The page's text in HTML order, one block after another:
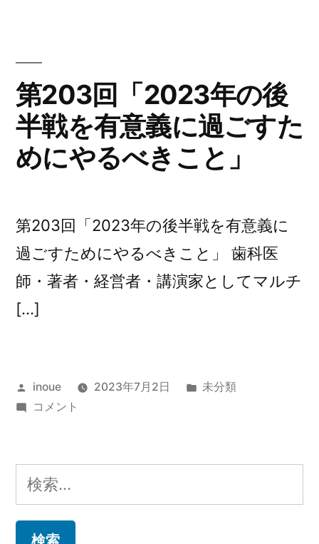
に
発
売
の
静
『1
日
分
多
の
金
価
第203回「2023年の後
半戦を有意義に過ごすた
めにやるべきこと」
第203回「2023年の後半戦を有意義に
過ごすためにやるべきこと」 歯科医
師・著者・経営者・講演家としてマルチ
[…]
投
稿
inoue 2023年7月2日
カ
ー:
未分類
第
「2023
年
の
コメント
検
索: